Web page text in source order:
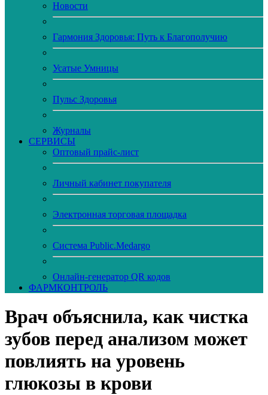
Новости
Гармония Здоровья: Путь к Благополучию
Усатые Умницы
Пульс Здоровья
Журналы
CЕРВИСЫ
Оптовый прайс-лист
Личный кабинет покупателя
Электронная торговая площадка
Система Public.Medargo
Онлайн-генератор QR кодов
ФАРМКОНТРОЛЬ
Врач объяснила, как чистка
зубов перед анализом может
повлиять на уровень
глюкозы в крови